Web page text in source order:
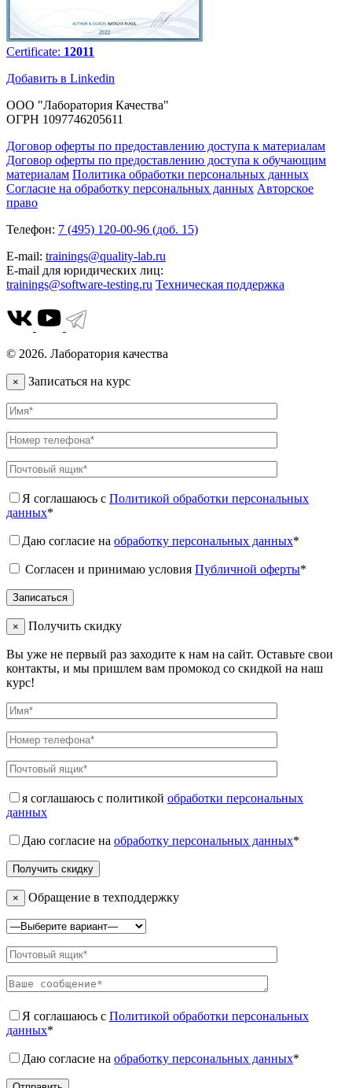
Certificate: 12011
Добавить в Linkedin
ООО "Лаборатория Качества"
ОГРН 1097746205611
Договор оферты по предоставлению доступа к материалам
Договор оферты по предоставлению доступа к обучающим
материалам Политика обработки персональных данных
Согласие на обработку персональных данных Авторское
право
Телефон: 7 (495) 120-00-96 (доб. 15)
E-mail: trainings@quality-lab.ru
E-mail для юридических лиц:
trainings@software-testing.ru Техническая поддержка
© 2026. Лаборатория качества
× Записаться на курс
Я соглашаюсь с Политикой обработки персональных
данных*
Даю согласие на обработку персональных данных*
Согласен и принимаю условия Публичной оферты*
× Получить скидку
Вы уже не первый раз заходите к нам на сайт. Оставьте свои
контакты, и мы пришлем вам промокод со скидкой на наш
курс!
я соглашаюсь с политикой обработки персональных
данных
Даю согласие на обработку персональных данных*
× Обращение в техподдержку
Я соглашаюсь с Политикой обработки персональных
данных*
Даю согласие на обработку персональных данных*